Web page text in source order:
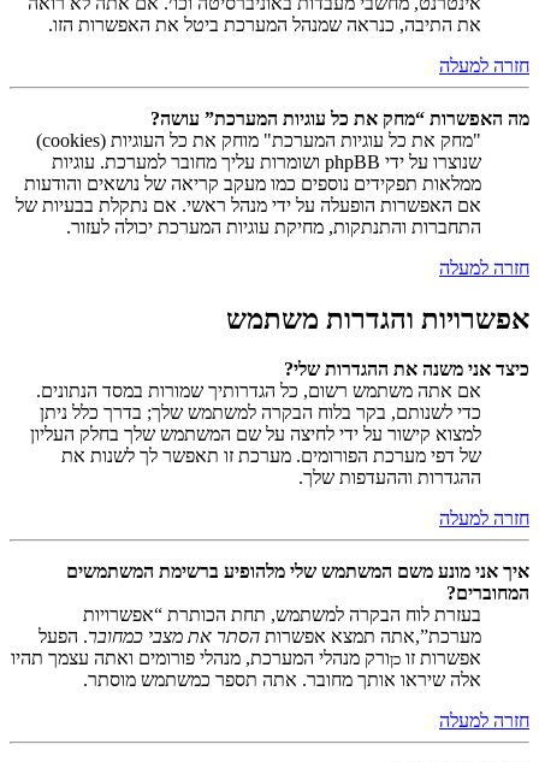
את התיבה, כנראה שמנהל המערכת ביטל את האפשרות הזו.
חזרה למעלה
מה האפשרות “מחק את כל עוגיות המערכת” עושה?
"מחק את כל עוגיות המערכת" מוחק את כל העוגיות (cookies)
שנוצרו על ידי phpBB ושומרות עליך מחובר למערכת. עוגיות
ממלאות תפקידים נוספים כמו מעקב קריאה של נושאים והודעות
אם האפשרות הופעלה על ידי מנהל ראשי. אם נתקלת בבעיות של
התחברות והתנתקות, מחיקת עוגיות המערכת יכולה לעזור.
חזרה למעלה
אפשרויות והגדרות משתמש
כיצד אני משנה את ההגדרות שלי?
אם אתה משתמש רשום, כל הגדרותיך שמורות במסד הנתונים.
כדי לשנותם, בקר בלוח הבקרה למשתמש שלך; בדרך כלל ניתן
למצוא קישור על ידי לחיצה על שם המשתמש שלך בחלק העליון
של דפי מערכת הפורומים. מערכת זו תאפשר לך לשנות את
ההגדרות וההעדפות שלך.
חזרה למעלה
איך אני מונע משם המשתמש שלי מלהופיע ברשימת המשתמשים
המחוברים?
בעזרת לוח הבקרה למשתמש, תחת הכותרת “אפשרויות
מערכת”,אתה תמצא אפשרות הסתר את מצבי כמחובר. הפעל
אפשרות זו כןורק מנהלי המערכת, מנהלי פורומים ואתה עצמך תהיו
אלה שיראו אותך מחובר. אתה תספר כמשתמש מוסתר.
חזרה למעלה